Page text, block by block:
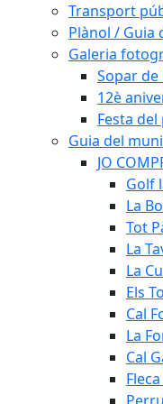
Transport
Plànol / Guia
Galeria
Sopar
12è
Festa
Guia del
JO
Golf
La
Tot
La
La
Els
Cal
La
Cal